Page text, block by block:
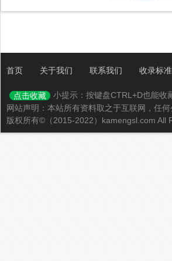
首页 关于我们 联系我们 收录标准
点击收藏
小提示：按键盘CTRL+D也能收
网站声明：本站所有资料取之于互联网，任
版权所有©（2015-2022）kamengsl.com All